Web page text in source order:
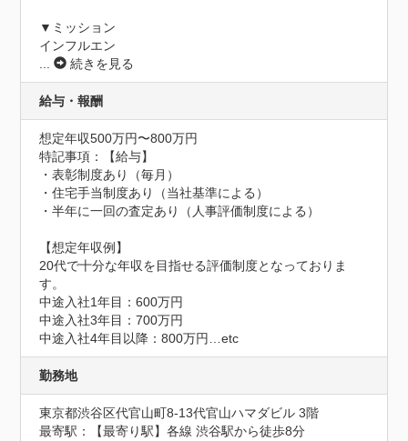
▼ミッション
インフルエン
...
続きを見る
給与・報酬
想定年収500万円〜800万円
特記事項：【給与】
・表彰制度あり（毎月）
・住宅手当制度あり（当社基準による）
・半年に一回の査定あり（人事評価制度による）
【想定年収例】
20代で十分な年収を目指せる評価制度となっておりま
す。
中途入社1年目：600万円
中途入社3年目：700万円
中途入社4年目以降：800万円…etc
勤務地
東京都渋谷区代官山町8-13代官山ハマダビル 3階
最寄駅：【最寄り駅】各線 渋谷駅から徒歩8分